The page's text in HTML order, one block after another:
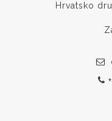
Hrvatsko